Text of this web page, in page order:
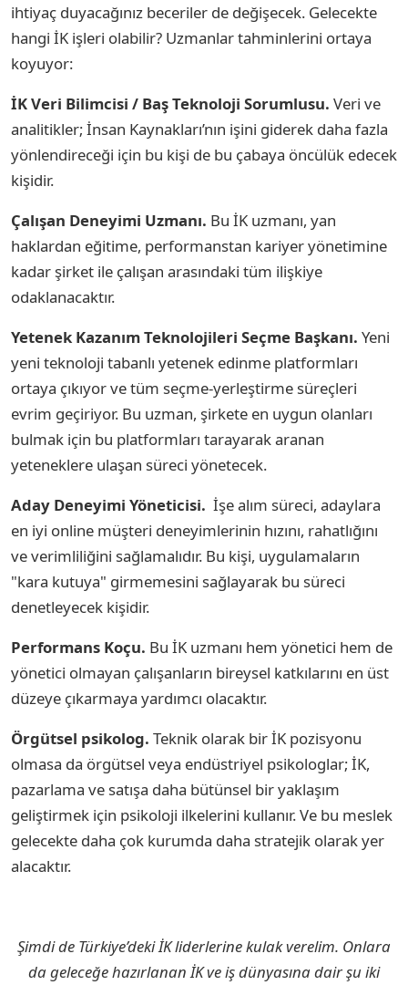
ihtiyaç duyacağınız beceriler de değişecek. Gelecekte
hangi İK işleri olabilir? Uzmanlar tahminlerini ortaya
koyuyor:
İK Veri Bilimcisi / Baş Teknoloji Sorumlusu. Veri ve
analitikler; İnsan Kaynakları’nın işini giderek daha fazla
yönlendireceği için bu kişi de bu çabaya öncülük edecek
kişidir.
Çalışan Deneyimi Uzmanı. Bu İK uzmanı, yan
haklardan eğitime, performanstan kariyer yönetimine
kadar şirket ile çalışan arasındaki tüm ilişkiye
odaklanacaktır.
Yetenek Kazanım Teknolojileri Seçme Başkanı. Yeni
yeni teknoloji tabanlı yetenek edinme platformları
ortaya çıkıyor ve tüm seçme-yerleştirme süreçleri
evrim geçiriyor. Bu uzman, şirkete en uygun olanları
bulmak için bu platformları tarayarak aranan
yeteneklere ulaşan süreci yönetecek.
Aday Deneyimi Yöneticisi. İşe alım süreci, adaylara
en iyi online müşteri deneyimlerinin hızını, rahatlığını
ve verimliliğini sağlamalıdır. Bu kişi, uygulamaların
"kara kutuya" girmemesini sağlayarak bu süreci
denetleyecek kişidir.
Performans Koçu. Bu İK uzmanı hem yönetici hem de
yönetici olmayan çalışanların bireysel katkılarını en üst
düzeye çıkarmaya yardımcı olacaktır.
Örgütsel psikolog. Teknik olarak bir İK pozisyonu
olmasa da örgütsel veya endüstriyel psikologlar; İK,
pazarlama ve satışa daha bütünsel bir yaklaşım
geliştirmek için psikoloji ilkelerini kullanır. Ve bu meslek
gelecekte daha çok kurumda daha stratejik olarak yer
alacaktır.
Şimdi de Türkiye’deki İK liderlerine kulak verelim. Onlara
da geleceğe hazırlanan İK ve iş dünyasına dair şu iki